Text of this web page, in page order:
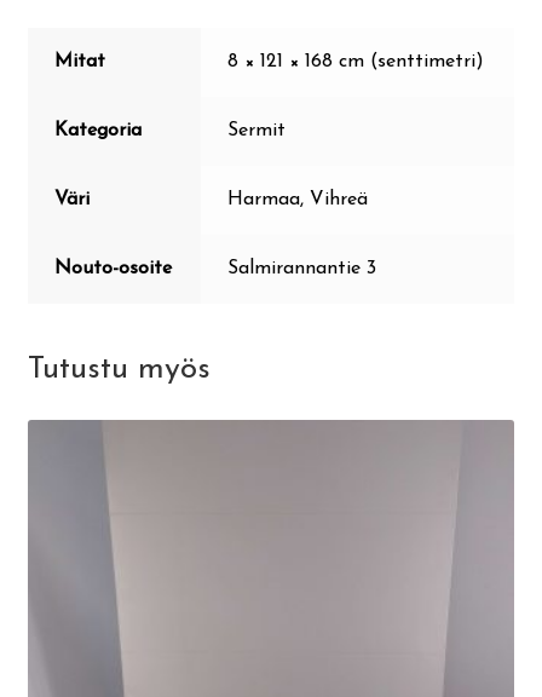
Mitat 8 × 121 × 168 cm (senttimetri)
Kategoria Sermit
Väri Harmaa, Vihreä
Nouto-osoite Salmirannantie 3
Tutustu myös